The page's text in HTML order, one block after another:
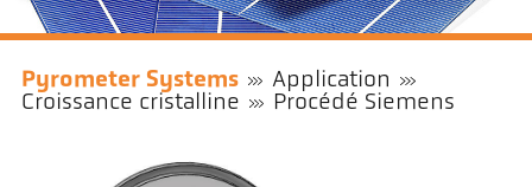
Pyrometer Systems
Application
Croissance cristalline
Procédé Siemens